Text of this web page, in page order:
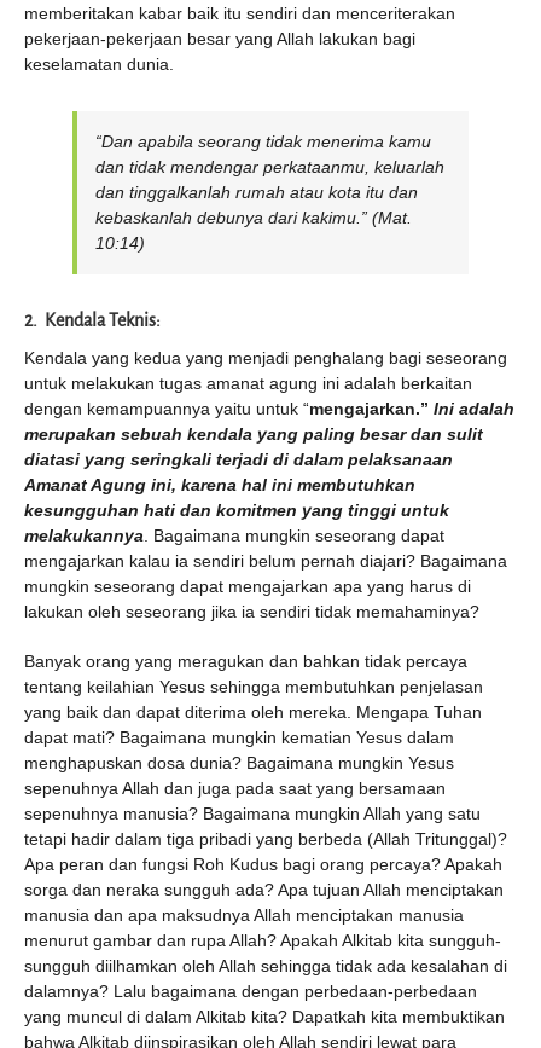
memberitakan kabar baik itu sendiri dan menceriterakan
pekerjaan-pekerjaan besar yang Allah lakukan bagi
keselamatan dunia.
“Dan apabila seorang tidak menerima kamu
dan tidak mendengar perkataanmu, keluarlah
dan tinggalkanlah rumah atau kota itu dan
kebaskanlah debunya dari kakimu.” (Mat.
10:14)
2. Kendala Teknis:
Kendala yang kedua yang menjadi penghalang bagi seseorang
untuk melakukan tugas amanat agung ini adalah berkaitan
dengan kemampuannya yaitu untuk “mengajarkan.” Ini adalah
merupakan sebuah kendala yang paling besar dan sulit
diatasi yang seringkali terjadi di dalam pelaksanaan
Amanat Agung ini, karena hal ini membutuhkan
kesungguhan hati dan komitmen yang tinggi untuk
melakukannya . Bagaimana mungkin seseorang dapat
mengajarkan kalau ia sendiri belum pernah diajari? Bagaimana
mungkin seseorang dapat mengajarkan apa yang harus di
lakukan oleh seseorang jika ia sendiri tidak memahaminya?
Banyak orang yang meragukan dan bahkan tidak percaya
tentang keilahian Yesus sehingga membutuhkan penjelasan
yang baik dan dapat diterima oleh mereka. Mengapa Tuhan
dapat mati? Bagaimana mungkin kematian Yesus dalam
menghapuskan dosa dunia? Bagaimana mungkin Yesus
sepenuhnya Allah dan juga pada saat yang bersamaan
sepenuhnya manusia? Bagaimana mungkin Allah yang satu
tetapi hadir dalam tiga pribadi yang berbeda (Allah Tritunggal)?
Apa peran dan fungsi Roh Kudus bagi orang percaya? Apakah
sorga dan neraka sungguh ada? Apa tujuan Allah menciptakan
manusia dan apa maksudnya Allah menciptakan manusia
menurut gambar dan rupa Allah? Apakah Alkitab kita sungguh-
sungguh diilhamkan oleh Allah sehingga tidak ada kesalahan di
dalamnya? Lalu bagaimana dengan perbedaan-perbedaan
yang muncul di dalam Alkitab kita? Dapatkah kita membuktikan
bahwa Alkitab diinspirasikan oleh Allah sendiri lewat para